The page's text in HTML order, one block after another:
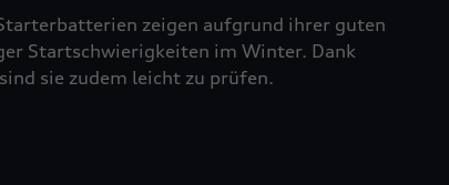
zeigen aufgrund ihrer guten
Startschwierigkeiten im Winter. Dank
sie zudem leicht zu prüfen.